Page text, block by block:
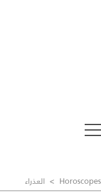
Horoscopes
> العذراء